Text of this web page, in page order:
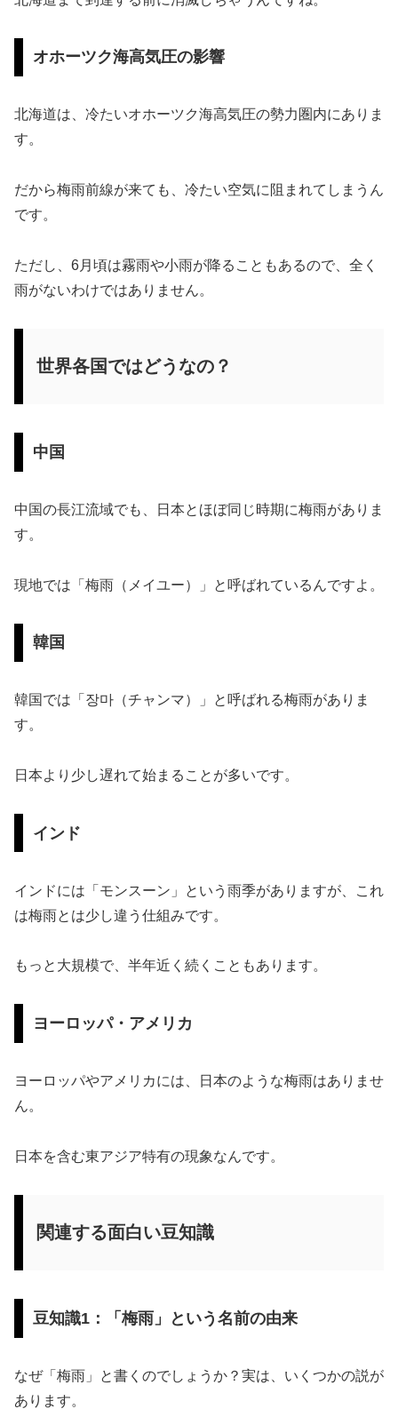
オホーツク海高気圧の影響
北海道は、冷たいオホーツク海高気圧の勢力圏内にありま
す。
だから梅雨前線が来ても、冷たい空気に阻まれてしまうん
です。
ただし、6月頃は霧雨や小雨が降ることもあるので、全く
雨がないわけではありません。
世界各国ではどうなの？
中国
中国の長江流域でも、日本とほぼ同じ時期に梅雨がありま
す。
現地では「梅雨（メイユー）」と呼ばれているんですよ。
韓国
韓国では「장마（チャンマ）」と呼ばれる梅雨がありま
す。
日本より少し遅れて始まることが多いです。
インド
インドには「モンスーン」という雨季がありますが、これ
は梅雨とは少し違う仕組みです。
もっと大規模で、半年近く続くこともあります。
ヨーロッパ・アメリカ
ヨーロッパやアメリカには、日本のような梅雨はありませ
ん。
日本を含む東アジア特有の現象なんです。
関連する面白い豆知識
豆知識1：「梅雨」という名前の由来
なぜ「梅雨」と書くのでしょうか？実は、いくつかの説が
あります。